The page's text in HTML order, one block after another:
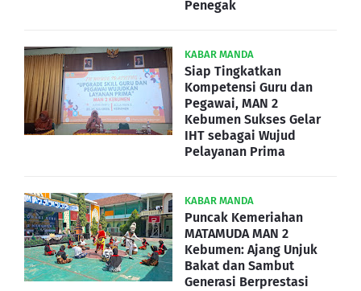
Penegak
KABAR MANDA
Siap Tingkatkan
Kompetensi Guru dan
Pegawai, MAN 2
Kebumen Sukses Gelar
IHT sebagai Wujud
Pelayanan Prima
KABAR MANDA
Puncak Kemeriahan
MATAMUDA MAN 2
Kebumen: Ajang Unjuk
Bakat dan Sambut
Generasi Berprestasi